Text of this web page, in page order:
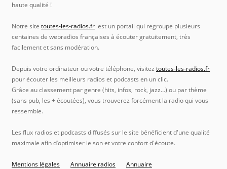
haute qualité !
Notre site toutes-les-radios.fr est un portail qui regroupe plusieurs
centaines de webradios françaises à écouter gratuitement, très
facilement et sans modération.
Depuis votre ordinateur ou votre téléphone, visitez toutes-les-radios.fr
pour écouter les meilleurs radios et podcasts en un clic.
Grâce au classement par genre (hits, infos, rock, jazz…) ou par thème
(sans pub, les + écoutées), vous trouverez forcément la radio qui vous
ressemble.
Les flux radios et podcasts diffusés sur le site bénéficient d'une qualité
maximale afin d’optimiser le son et votre confort d'écoute.
Mentions légales Annuaire radios
Annuaire